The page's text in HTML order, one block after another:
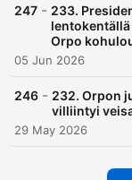
247 - 233.
lentokentällä
Orpo
05 Jun 2026
246 - 232. Orpon
villiintyi
29 May 2026